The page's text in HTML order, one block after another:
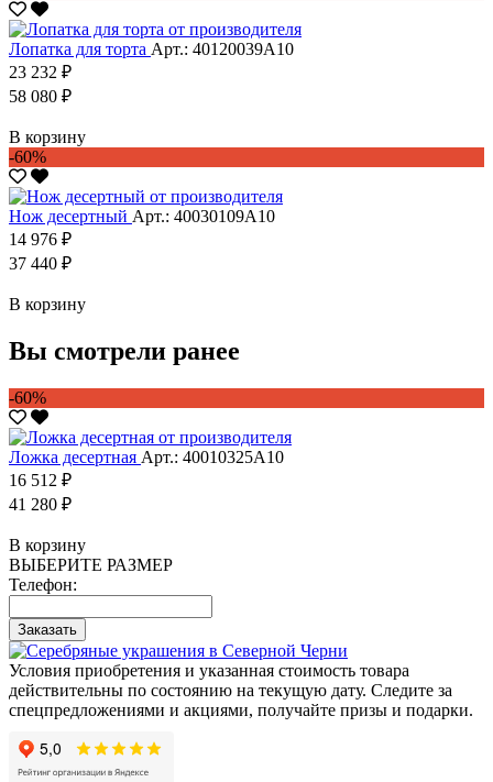
Лопатка для торта Арт.: 40120039А10
23 232 ₽
58 080 ₽
В корзину
-60%
Нож десертный Арт.: 40030109А10
14 976 ₽
37 440 ₽
В корзину
Вы смотрели ранее
-60%
Ложка десертная Арт.: 40010325А10
16 512 ₽
41 280 ₽
В корзину
ВЫБЕРИТЕ РАЗМЕР
Телефон:
Заказать
Условия приобретения и указанная стоимость товара
действительны по состоянию на текущую дату. Следите за
спецпредложениями и акциями, получайте призы и подарки.